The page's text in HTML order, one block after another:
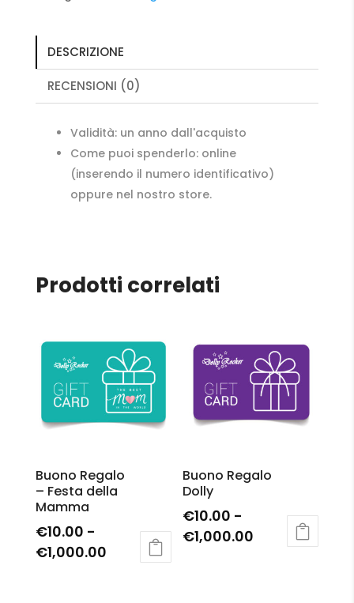
DESCRIZIONE
RECENSIONI (0)
Validità: un anno dall'acquisto
Come puoi spenderlo: online
(inserendo il numero identificativo)
oppure nel nostro store.
Prodotti correlati
Buono Regalo
– Festa della
Mamma
€10.00 -
€1,000.00Fascia
Buono Regalo
Dolly
€10.00 -
€1,000.00 Fascia